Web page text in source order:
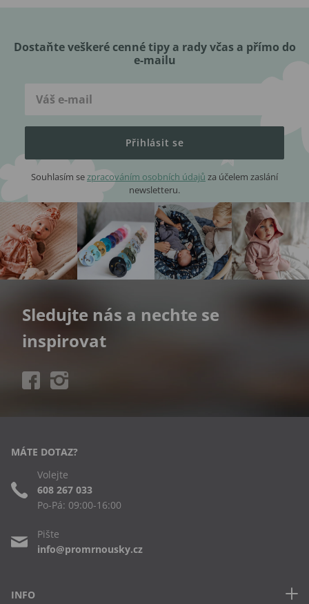
Dostaňte veškeré cenné tipy a rady včas a přímo do
e-mailu
Přihlásit se
Souhlasím sezpracováním osobních údajů za účelem zaslání
newsletteru.
Sledujte nás a nechte se
inspirovat
INFO
MÁTE DOTAZ?
Volejte
608 267 033
Po-Pá: 09:00-16:00
Pište
info@promrnousky.cz